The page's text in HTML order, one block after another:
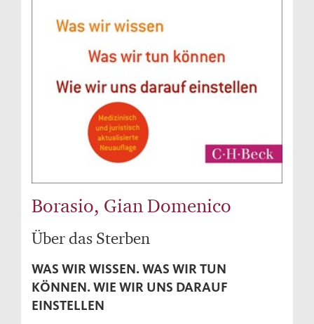
Borasio, Gian Domenico
Über das Sterben
WAS WIR WISSEN. WAS WIR TUN
KÖNNEN. WIE WIR UNS DARAUF
EINSTELLEN